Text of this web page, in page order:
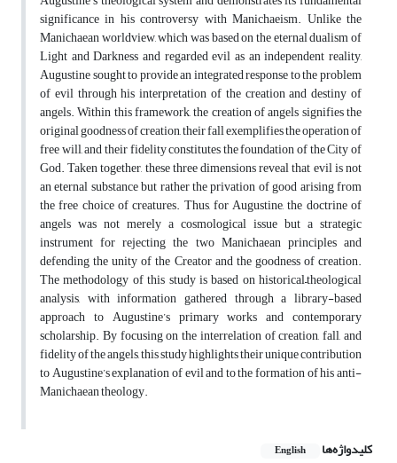
significance in his controversy with Manichaeism. Unlike the
Manichaean worldview, which was based on the eternal dualism of
Light and Darkness and regarded evil as an independent reality,
Augustine sought to provide an integrated response to the problem
of evil through his interpretation of the creation and destiny of
angels. Within this framework, the creation of angels signifies the
original goodness of creation, their fall exemplifies the operation of
free will, and their fidelity constitutes the foundation of the City of
God. Taken together, these three dimensions reveal that evil is not
an eternal substance but rather the privation of good arising from
the free choice of creatures. Thus, for Augustine, the doctrine of
angels was not merely a cosmological issue but a strategic
instrument for rejecting the two Manichaean principles and
defending the unity of the Creator and the goodness of creation.
The methodology of this study is based on historical–theological
analysis, with information gathered through a library-based
approach to Augustine’s primary works and contemporary
scholarship. By focusing on the interrelation of creation, fall, and
fidelity of the angels, this study highlights their unique contribution
to Augustine’s explanation of evil and to the formation of his anti-
Manichaean theology.
کلیدواژه‌ها English